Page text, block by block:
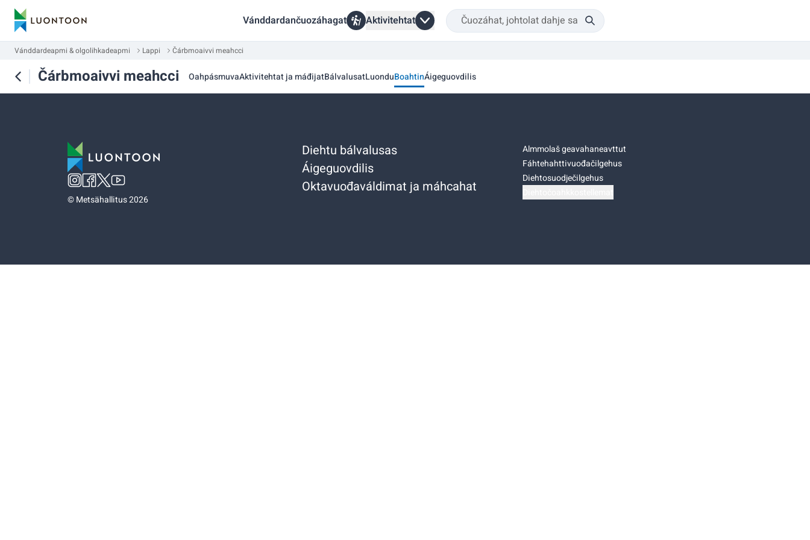
Vánddardančuozáhagat Aktivitehtat
Vánddardeapmi & olgolihkadeapmi Lappi Čárbmoaivvi meahcci
Čárbmoaivvi meahcci OahpásmuvaAktivitehtat ja máđijatBálvalusatLuonduBoahtinÁigeguovdilis
©Metsähallitus 2026
Diehtu bálvalusas
Áigeguovdilis
Oktavuođaváldimat ja máhcahat
Almmolaš geavahaneavttut
Fáhtehahttivuođačilgehus
Diehtosuodječilgehus